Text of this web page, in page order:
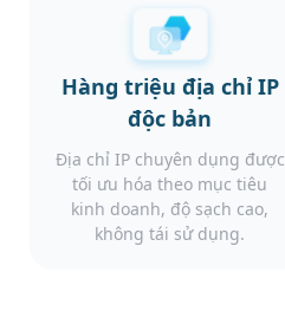
Hàng triệu địa chỉ IP
độc bản
Địa chỉ IP chuyên dụng được
tối ưu hóa theo mục tiêu
kinh doanh, độ sạch cao,
không tái sử dụng.